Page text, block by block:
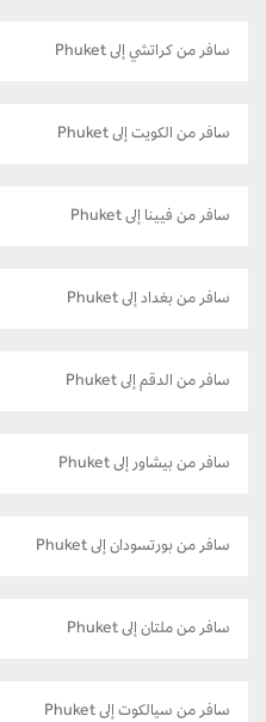
سافر من كراتشي إلى Phuket
سافر من الكويت إلى Phuket
سافر من فيينا إلى Phuket
سافر من بغداد إلى Phuket
سافر من الدقم إلى Phuket
سافر من بيشاور إلى Phuket
سافر من بورتسودان إلى Phuket
سافر من ملتان إلى Phuket
سافر من سيالكوت إلى Phuket